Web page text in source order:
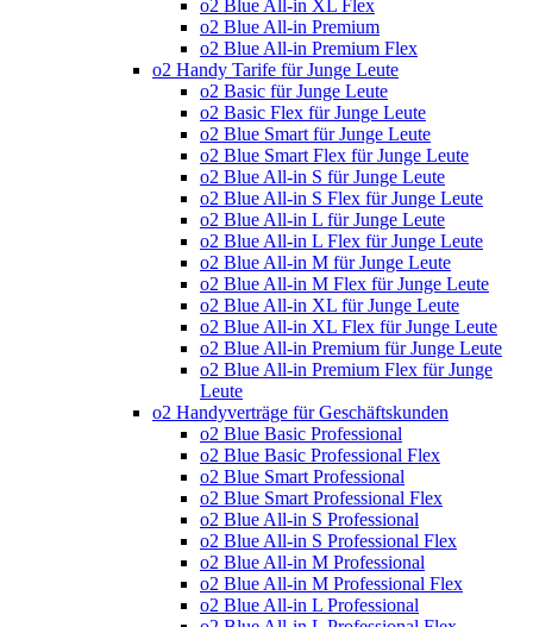
o2 Blue All-in XL Flex
o2 Blue All-in Premium
o2 Blue All-in Premium Flex
o2 Handy Tarife für Junge Leute
o2 Basic für Junge Leute
o2 Basic Flex für Junge Leute
o2 Blue Smart für Junge Leute
o2 Blue Smart Flex für Junge Leute
o2 Blue All-in S für Junge Leute
o2 Blue All-in S Flex für Junge Leute
o2 Blue All-in L für Junge Leute
o2 Blue All-in L Flex für Junge Leute
o2 Blue All-in M für Junge Leute
o2 Blue All-in M Flex für Junge Leute
o2 Blue All-in XL für Junge Leute
o2 Blue All-in XL Flex für Junge Leute
o2 Blue All-in Premium für Junge Leute
o2 Blue All-in Premium Flex für Junge
Leute
o2 Handyverträge für Geschäftskunden
o2 Blue Basic Professional
o2 Blue Basic Professional Flex
o2 Blue Smart Professional
o2 Blue Smart Professional Flex
o2 Blue All-in S Professional
o2 Blue All-in S Professional Flex
o2 Blue All-in M Professional
o2 Blue All-in M Professional Flex
o2 Blue All-in L Professional